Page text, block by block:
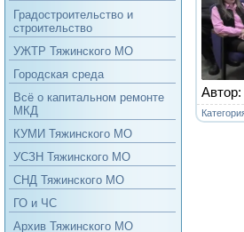
Градостроительство и
строительство
УЖТР Тяжинского МО
Городская среда
Всё о капитальном ремонте
МКД
КУМИ Тяжинского МО
УСЗН Тяжинского МО
СНД Тяжинского МО
ГО и ЧС
Архив Тяжинского МО